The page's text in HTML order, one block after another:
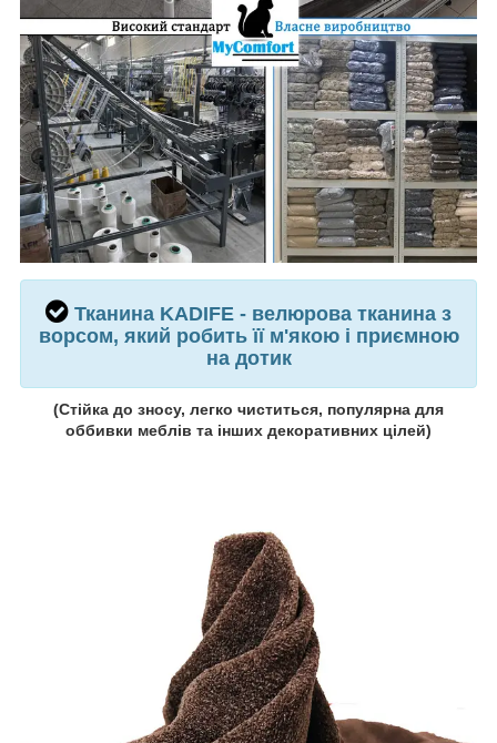
Тканина KADIFE - велюрова тканина з
ворсом, який робить її м'якою і приємною
на дотик
(Стійка до зносу, легко чиститься, популярна для
оббивки меблів та інших декоративних цілей)